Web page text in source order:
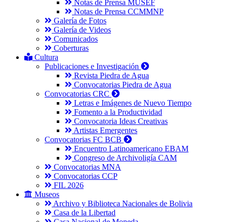
Notas de Prensa MUSEF
Notas de Prensa CCMMNP
Galería de Fotos
Galería de Videos
Comunicados
Coberturas
Cultura
Publicaciones e Investigación
Revista Piedra de Agua
Convocatorias Piedra de Agua
Convocatorias CRC
Letras e Imágenes de Nuevo Tiempo
Fomento a la Productividad
Convocatoria Ideas Creativas
Artistas Emergentes
Convocatorias FC BCB
Encuentro Latinoamericano EBAM
Congreso de Archivoligía CAM
Convocatorias MNA
Convocatorias CCP
FIL 2026
Museos
Archivo y Biblioteca Nacionales de Bolivia
Casa de la Libertad